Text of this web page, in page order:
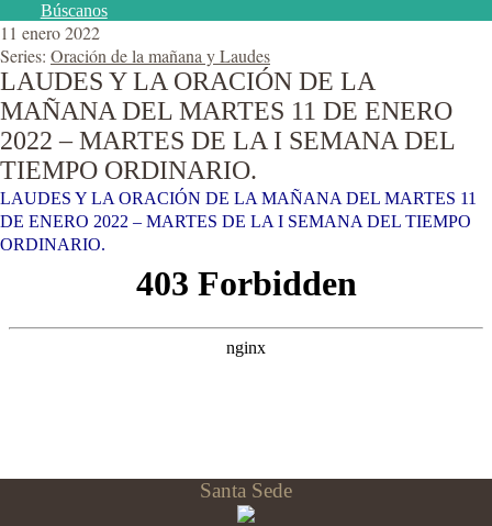
Búscanos
11 enero 2022
Series: Oración de la mañana y Laudes
LAUDES Y LA ORACIÓN DE LA
MAÑANA DEL MARTES 11 DE ENERO
2022 – MARTES DE LA I SEMANA DEL
TIEMPO ORDINARIO.
LAUDES Y LA ORACIÓN DE LA MAÑANA DEL MARTES 11
DE ENERO 2022 – MARTES DE LA I SEMANA DEL TIEMPO
ORDINARIO.
Santa Sede